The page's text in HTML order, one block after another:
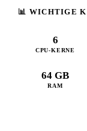
📊 WICHTIGE
6
CPU-KERNE
64 GB
RAM